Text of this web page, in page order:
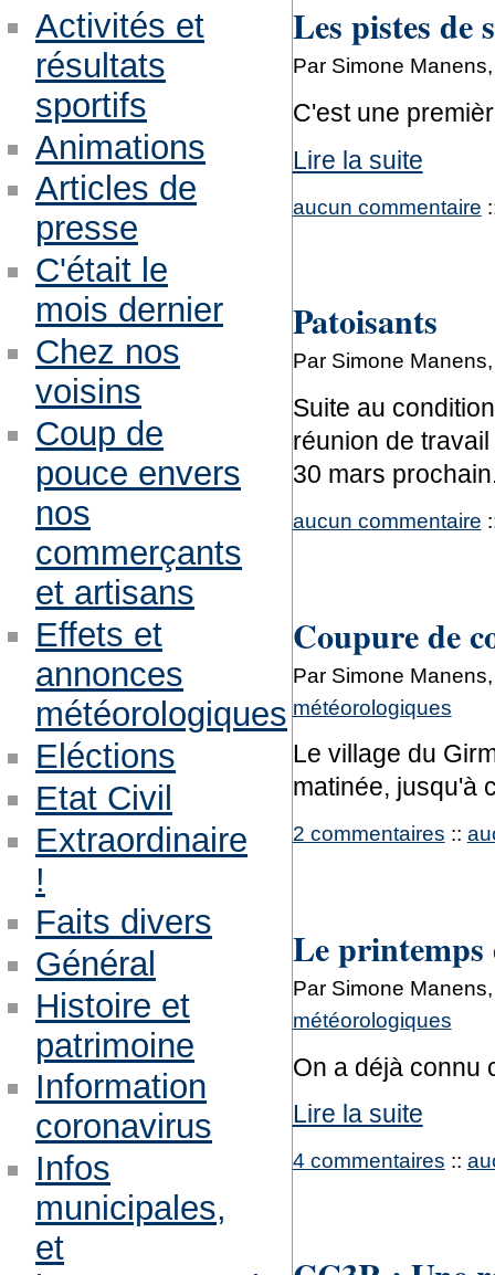
Les pistes de
Par Simone
C'est une
Lire la suite
aucun commentaire
Patoisants
Par Simone
Suite au
réunion de
30 mars
aucun commentaire
Coupure de
Par Simone
météorologiques
Le village du
matinée, jusqu'à
2 commentaires ::
Le printemps
Par Simone
météorologiques
On a déjà connu
Lire la suite
4 commentaires ::
Activités et
résultats
sportifs
Animations
Articles de
presse
C'était le
mois dernier
Chez nos
voisins
Coup de
pouce envers
nos
commerçants
et artisans
Effets et
annonces
météorologiques
Eléctions
Etat Civil
Extraordinaire
!
Faits divers
Général
Histoire et
patrimoine
Information
coronavirus
Infos
municipales,
et